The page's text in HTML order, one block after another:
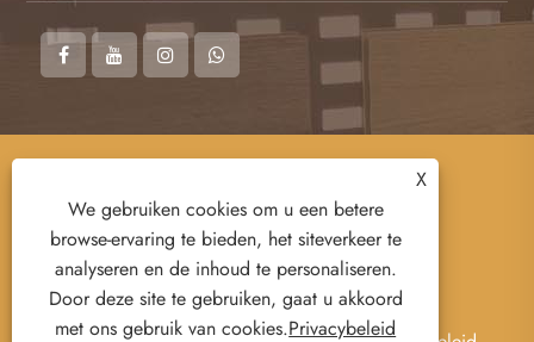
Copyright © 2026 Shandong MINGZUN New
Material Co., Ltd. Alle rechten voorbehouden.
X
We gebruiken cookies om u een betere
browse-ervaring te bieden, het siteverkeer te
analyseren en de inhoud te personaliseren.
Door deze site te gebruiken, gaat u akkoord
met ons gebruik van cookies.Privacybeleid